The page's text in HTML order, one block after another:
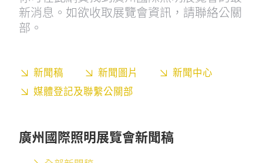
新消息。如欲收取展覽會資訊，請聯絡公關
部。
新聞稿 新聞圖片
新聞中心
媒體登記及聯繫公關部
廣州國際照明展覽會新聞稿